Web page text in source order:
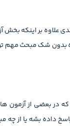
علاوه بر اینکه بخش
بدون شک مبحث مهم
بعضی از آزمون ها
داده بشه یا از چه